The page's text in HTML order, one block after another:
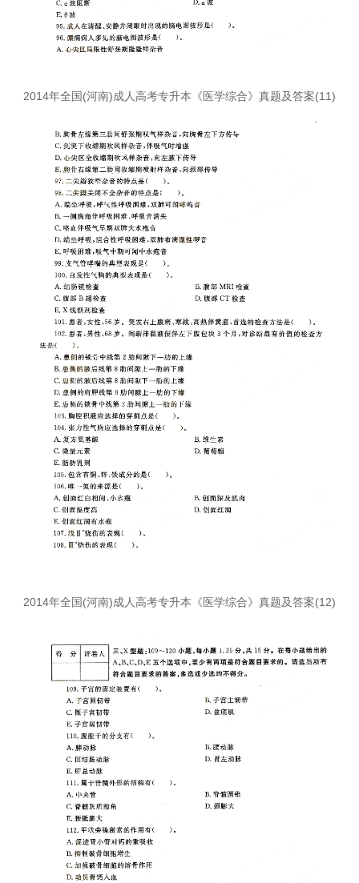
2014年全国(河南)成人高考专升本《医学综合》真题及答案(11)
2014年全国(河南)成人高考专升本《医学综合》真题及答案(12)